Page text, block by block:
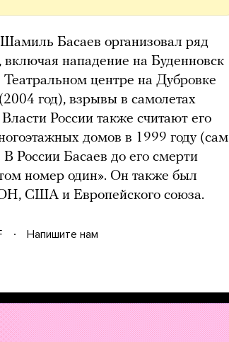
Басаев организовал ряд
включая нападение на Буденновск
центре на Дубровке
(2004 год), взрывы в самолетах
России также считают его
домов в 1999 году (сам
России Басаев до его смерти
номер один». Он также был
США и Европейского союза.
Напишите нам